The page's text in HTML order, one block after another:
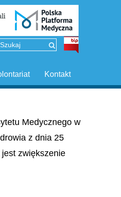
Kontakt
Medycznego w
z dnia 25
zwiększenie